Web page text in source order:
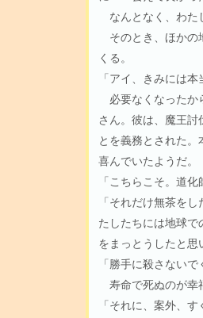
なんとなく、わた
そのとき、ほかの
くる。
「アイ、きみには
必要なくなったか
さん。彼は、魔王
とを義務とされた
喜んでいたようだ。
「こちらこそ。道
「それだけ無茶を
たしたちには地球
をまっとうしたと思
「勝手に殺さない
寿命で死ぬのが幸
「それに、案外、